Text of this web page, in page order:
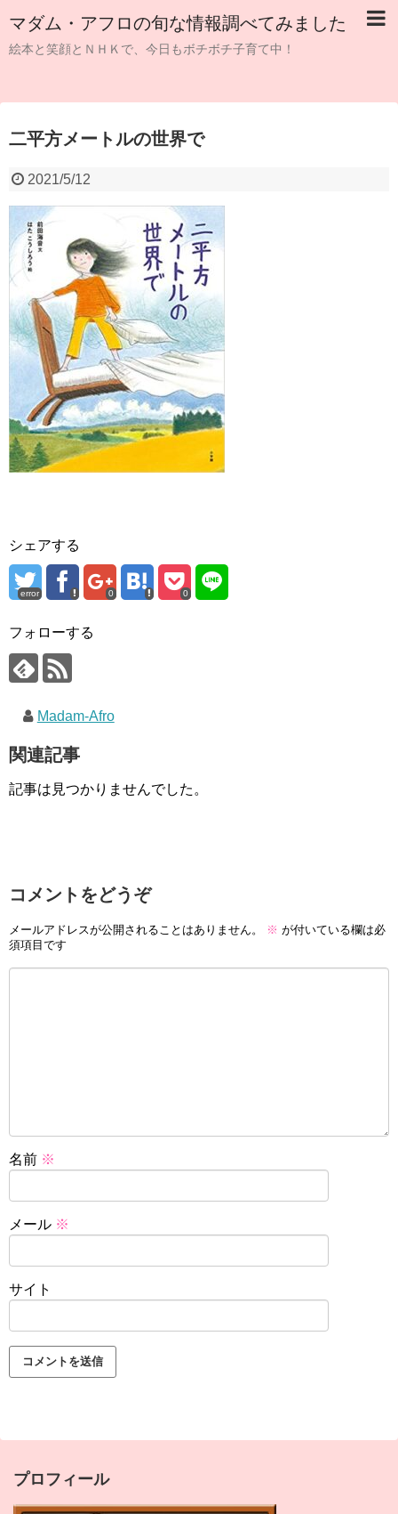
マダム・アフロの旬な情報調べてみました
絵本と笑顔とＮＨＫで、今日もボチボチ子育て中！
二平方メートルの世界で
2021/5/12
シェアする
error 0 0
フォローする
Madam-Afro
関連記事
記事は見つかりませんでした。
コメントをどうぞ
メールアドレスが公開されることはありません。 ※ が付いている欄は必
須項目です
名前 ※
メール ※
サイト
プロフィール